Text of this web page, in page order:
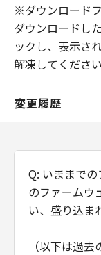
(1) 「本
ウェア
（スマ
む。）
します。
します
(3) お
が終了
取り扱
(4) 第1
※ダウンロード
ダウンロードし
ックし、表示さ
解凍してください
変更履歴
Q: いままで
のファームウ
い、盛り込ま
（以下は過